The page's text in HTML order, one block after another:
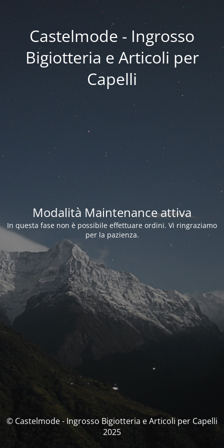
Castelmode - Ingrosso
Bigiotteria e Articoli per
Capelli
Modalità Maintenance attiva
In questa fase non è possibile effettuare ordini. Vi ringraziamo
per la pazienza.
© Castelmode - Ingrosso Bigiotteria e Articoli per Capelli
2025